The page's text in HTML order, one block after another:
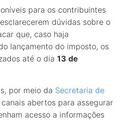
para os contribuintes
dúvidas sobre o
que, caso haja
lançamento do imposto, os
até o dia 13 de
por meio da Secretaria de
abertos para assegurar
acesso a informações